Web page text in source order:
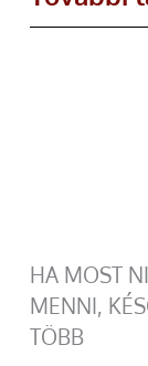
HA MOST
MENNI,
TÖBB